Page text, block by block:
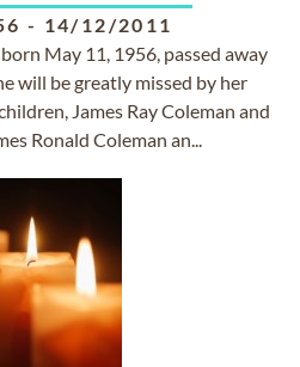
- 14/12/2011
May 11, 1956, passed away
will be greatly missed by her
James Ray Coleman and
Ronald Coleman an...